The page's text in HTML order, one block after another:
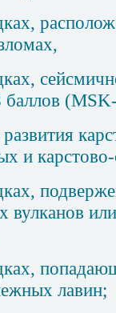
баллов
и
лавин;